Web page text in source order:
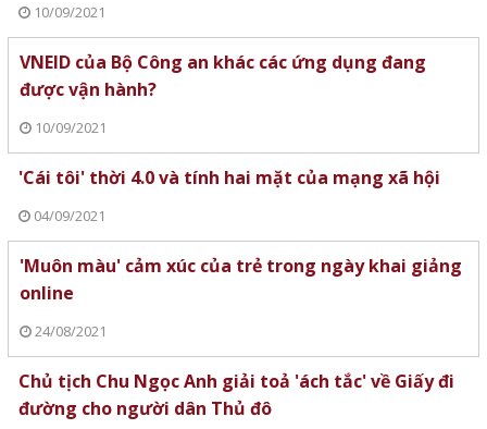
10/09/2021
VNEID của Bộ Công an khác các ứng dụng đang
được vận hành?
10/09/2021
'Cái tôi' thời 4.0 và tính hai mặt của mạng xã hội
04/09/2021
'Muôn màu' cảm xúc của trẻ trong ngày khai giảng
online
24/08/2021
Chủ tịch Chu Ngọc Anh giải toả 'ách tắc' về Giấy đi
đường cho người dân Thủ đô